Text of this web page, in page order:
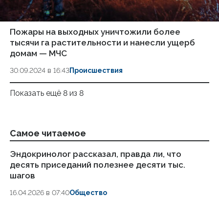
Пожары на выходных уничтожили более
тысячи га растительности и нанесли ущерб
домам — МЧС
30.09.2024 в 16:43Происшествия
Показать ещё 8 из 8
Самое читаемое
Эндокринолог рассказал, правда ли, что
десять приседаний полезнее десяти тыс.
шагов
16.04.2026 в 07:40Общество